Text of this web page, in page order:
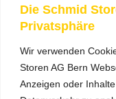
Die Schmid
Privatsphäre
Wir verwenden
Storen AG Bern
Anzeigen oder
Anmeldung